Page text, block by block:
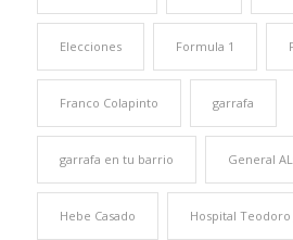
Elecciones Formula 1
Franco Colapinto garrafa
garrafa en tu barrio General
Hebe Casado Hospital Teodoro